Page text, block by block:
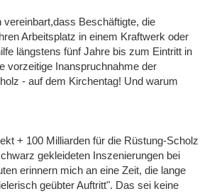
Beschäftigte, die
Arbeitsplatz in einem Kraftwerk oder
längstens fünf Jahre bis zum Eintritt in
vorzeitige Inanspruchnahme der
- auf dem Kirchentag! Und warum
+ 100 Milliarden für die Rüstung-Scholz
gekleideten Inszenierungen bei
erinnern mich an eine Zeit, die lange
geübter Auftritt". Das sei keine